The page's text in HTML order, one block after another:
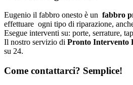
Eugenio il fabbro onesto è un fabbro
effettuare ogni tipo di riparazione,
Esegue interventi su: porte, serrature,
Il nostro servizio di Pronto Intervento
su 24.
Come contattarci? Semplice!